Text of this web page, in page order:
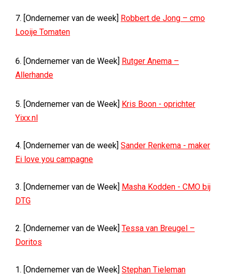
7. [Ondernemer van de week] Robbert de Jong – cmo
Looije Tomaten
6. [Ondernemer van de Week] Rutger Anema –
Allerhande
5. [Ondernemer van de Week] Kris Boon - oprichter
Yixx.nl
4. [Ondernemer van de week] Sander Renkema - maker
Ei love you campagne
3. [Ondernemer van de Week] Masha Kodden - CMO bij
DTG
2. [Ondernemer van de Week] Tessa van Breugel –
Doritos
1. [Ondernemer van de Week] Stephan Tieleman